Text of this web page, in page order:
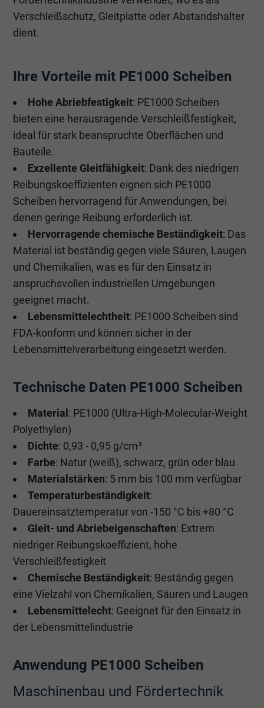
Verschleißschutz, Gleitplatte oder Abstandshalter
dient.
Ihre Vorteile mit PE1000 Scheiben
Hohe Abriebfestigkeit: PE1000 Scheiben
bieten eine herausragende Verschleißfestigkeit,
ideal für stark beanspruchte Oberflächen und
Bauteile.
Exzellente Gleitfähigkeit: Dank des niedrigen
Reibungskoeffizienten eignen sich PE1000
Scheiben hervorragend für Anwendungen, bei
denen geringe Reibung erforderlich ist.
Hervorragende chemische Beständigkeit: Das
Material ist beständig gegen viele Säuren, Laugen
und Chemikalien, was es für den Einsatz in
anspruchsvollen industriellen Umgebungen
geeignet macht.
Lebensmittelechtheit: PE1000 Scheiben sind
FDA-konform und können sicher in der
Lebensmittelverarbeitung eingesetzt werden.
Technische Daten PE1000 Scheiben
Material: PE1000 (Ultra-High-Molecular-Weight
Polyethylen)
Dichte: 0,93 - 0,95 g/cm³
Farbe: Natur (weiß), schwarz, grün oder blau
Materialstärken: 5 mm bis 100 mm verfügbar
Temperaturbeständigkeit:
Dauereinsatztemperatur von -150 °C bis +80 °C
Gleit- und Abriebeigenschaften: Extrem
niedriger Reibungskoeffizient, hohe
Verschleißfestigkeit
Chemische Beständigkeit: Beständig gegen
eine Vielzahl von Chemikalien, Säuren und Laugen
Lebensmittelecht: Geeignet für den Einsatz in
der Lebensmittelindustrie
Anwendung PE1000 Scheiben
Maschinenbau und Fördertechnik